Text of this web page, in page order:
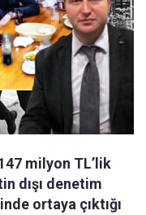
milyon TL’lik
dışı denetim
ortaya çıktığı